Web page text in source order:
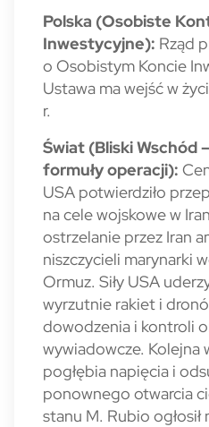
Polska (Osobiste
Inwestycyjne): Rząd
o Osobistym Koncie
Ustawa ma wejść w
r.
Świat (Bliski Wschód
formuły operacji):
USA potwierdziło
na cele wojskowe w
ostrzelanie przez Iran
niszczycieli marynarki
Ormuz. Siły USA
wyrzutnie rakiet i
dowodzenia i kontroli
wywiadowcze. Kolejna
pogłębia napięcia i
ponownego otwarcia
stanu M. Rubio